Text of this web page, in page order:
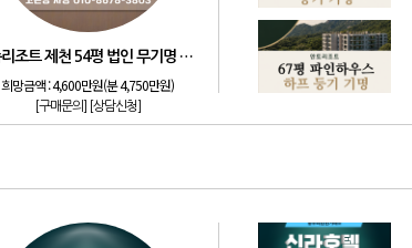
리솜리조트 제천 54평 법인 무기명 회원제
희망금액 :4,600만원(분 4,750만원)
[구매문의] [상담신청]